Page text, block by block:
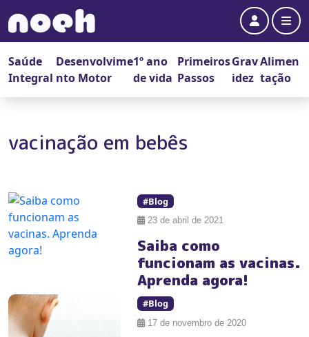
Account
Saúde
Integral
Desenvolvime
nto Motor
1º ano
de vida
Primeiros
Passos
Grav
idez
Alimen
tação
vacinação em bebês
#Blog
23 de abril de 2021
Saiba como
funcionam as vacinas.
Aprenda agora!
#Blog
17 de novembro de 2020